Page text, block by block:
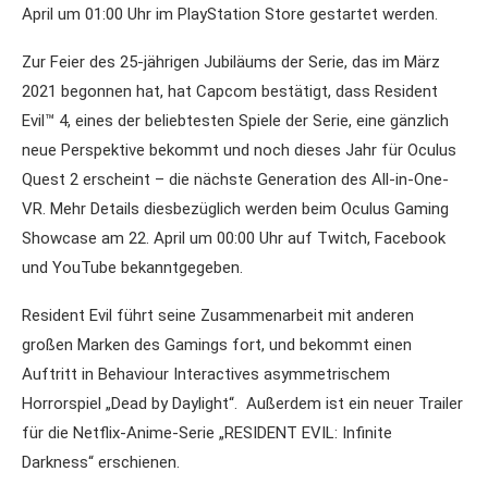
April um 01:00 Uhr im PlayStation Store gestartet werden.
Zur Feier des 25-jährigen Jubiläums der Serie, das im März
2021 begonnen hat, hat Capcom bestätigt, dass Resident
Evil™ 4, eines der beliebtesten Spiele der Serie, eine gänzlich
neue Perspektive bekommt und noch dieses Jahr für Oculus
Quest 2 erscheint – die nächste Generation des All-in-One-
VR. Mehr Details diesbezüglich werden beim Oculus Gaming
Showcase am 22. April um 00:00 Uhr auf Twitch, Facebook
und YouTube bekanntgegeben.
Resident Evil führt seine Zusammenarbeit mit anderen
großen Marken des Gamings fort, und bekommt einen
Auftritt in Behaviour Interactives asymmetrischem
Horrorspiel „Dead by Daylight“. Außerdem ist ein neuer Trailer
für die Netflix-Anime-Serie „RESIDENT EVIL: Infinite
Darkness“ erschienen.